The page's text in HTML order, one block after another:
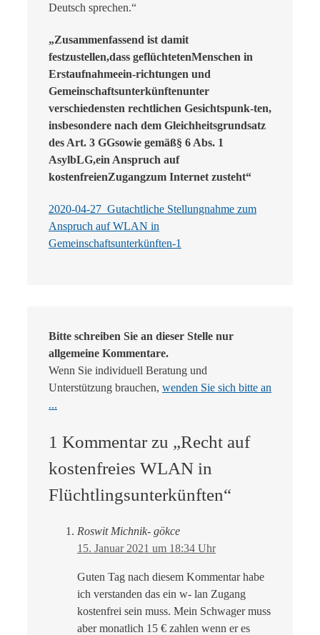
Deutsch sprechen.“
„Zusammenfassend ist damit
festzustellen,dass geflüchtetenMenschen in
Erstaufnahmeein-richtungen und
Gemeinschaftsunterkünftenunter
verschiedensten rechtlichen Gesichtspunk-ten,
insbesondere nach dem Gleichheitsgrundsatz
des Art. 3 GGsowie gemäß§ 6 Abs. 1
AsylbLG,ein Anspruch auf
kostenfreienZugangzum Internet zusteht“
2020-04-27_Gutachtliche Stellungnahme zum
Anspruch auf WLAN in
Gemeinschaftsunterkünften-1
Bitte schreiben Sie an dieser Stelle nur
allgemeine Kommentare.
Wenn Sie individuell Beratung und
Unterstützung brauchen, wenden Sie sich bitte an
...
1 Kommentar zu „Recht auf
kostenfreies WLAN in
Flüchtlingsunterkünften“
Roswit Michnik- gökce
15. Januar 2021 um 18:34 Uhr
Guten Tag nach diesem Kommentar habe
ich verstanden das ein w- lan Zugang
kostenfrei sein muss. Mein Schwager muss
aber monatlich 15 € zahlen wenn er es